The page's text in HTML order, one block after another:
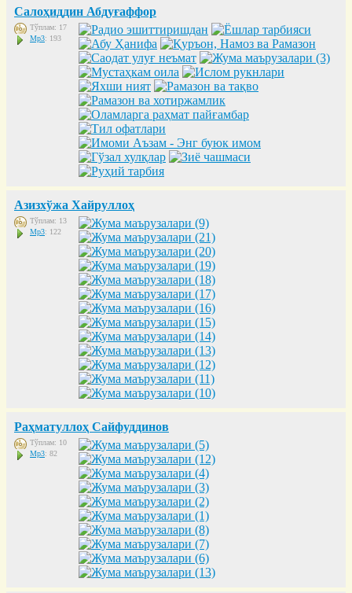
Салоҳиддин Абдуғаффор
Тўплам: 17
Mp3: 193
Азизхўжа Хайруллоҳ
Тўплам: 13
Mp3: 122
Раҳматуллоҳ Сайфуддинов
Тўплам: 10
Mp3: 82